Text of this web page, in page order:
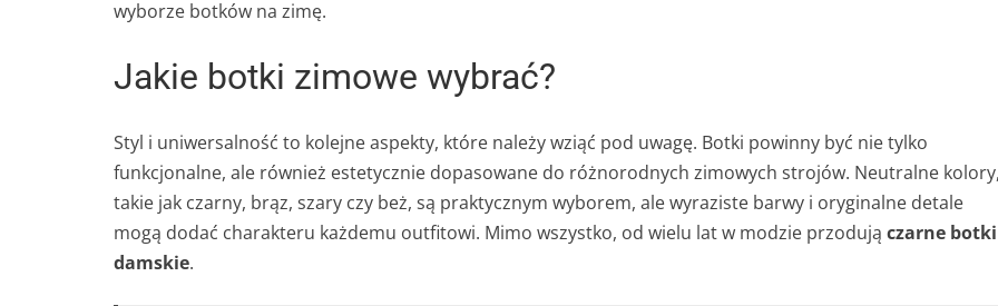
wyborze botków na zimę.
Jakie botki zimowe wybrać?
Styl i uniwersalność to kolejne aspekty, które należy wziąć pod uwagę. Botki powinny być nie tylko
funkcjonalne, ale również estetycznie dopasowane do różnorodnych zimowych strojów. Neutralne kolory,
takie jak czarny, brąz, szary czy beż, są praktycznym wyborem, ale wyraziste barwy i oryginalne detale
mogą dodać charakteru każdemu outfitowi. Mimo wszystko, od wielu lat w modzie przodują czarne botki
damskie.